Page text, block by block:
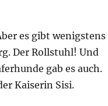
es gibt wenigstens
Der Rollstuhl! Und
gab es auch.
Kaiserin Sisi.